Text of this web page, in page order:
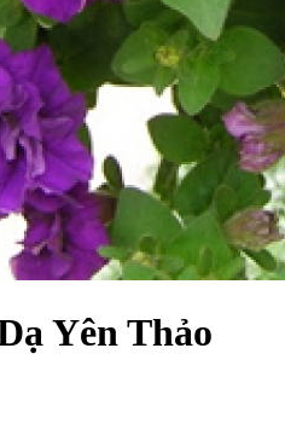
Yên Thảo